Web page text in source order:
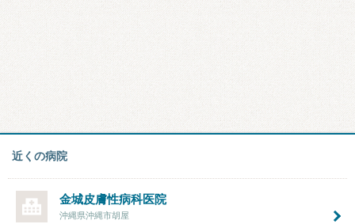
近くの病院
金城皮膚性病科医院
沖縄県沖縄市胡屋